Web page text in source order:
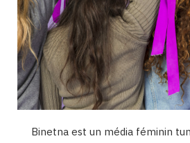
Binetna est un média féminin